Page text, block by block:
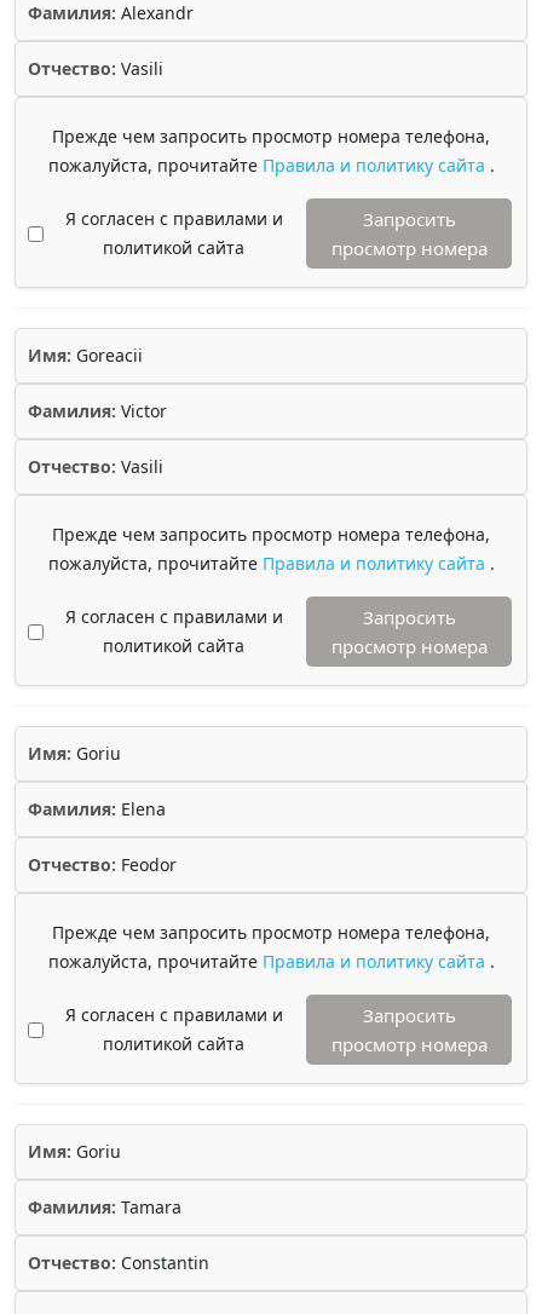
Фамилия: Alexandr
Отчество: Vasili
Прежде чем запросить просмотр номера телефона,
пожалуйста, прочитайте Правила и политику сайта .
Я согласен с правилами и
политикой сайта
Запросить
просмотр номера
Имя: Goreacii
Фамилия: Victor
Отчество: Vasili
Прежде чем запросить просмотр номера телефона,
пожалуйста, прочитайте Правила и политику сайта .
Я согласен с правилами и
политикой сайта
Запросить
просмотр номера
Имя: Goriu
Фамилия: Elena
Отчество: Feodor
Прежде чем запросить просмотр номера телефона,
пожалуйста, прочитайте Правила и политику сайта .
Я согласен с правилами и
политикой сайта
Запросить
просмотр номера
Имя: Goriu
Фамилия: Tamara
Отчество: Constantin